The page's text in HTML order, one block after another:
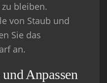
bleiben.
von Staub und
Sie das
an.
Anpassen